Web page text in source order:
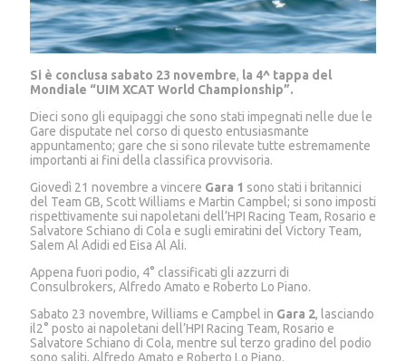
Si è conclusa sabato 23 novembre, la 4^ tappa del
Mondiale “UIM XCAT World Championship”.
Dieci sono gli equipaggi che sono stati impegnati nelle due le
Gare disputate nel corso di questo entusiasmante
appuntamento; gare che si sono rilevate tutte estremamente
importanti ai fini della classifica provvisoria.
Giovedì 21 novembre a vincere Gara 1 sono stati i britannici
del Team GB, Scott Williams e Martin Campbel; si sono imposti
rispettivamente sui napoletani dell’HPI Racing Team, Rosario e
Salvatore Schiano di Cola e sugli emiratini del Victory Team,
Salem Al Adidi ed Eisa Al Ali.
Appena fuori podio, 4° classificati gli azzurri di
Consulbrokers, Alfredo Amato e Roberto Lo Piano.
Sabato 23 novembre, Williams e Campbel in Gara 2, lasciando
il2° posto ai napoletani dell’HPI Racing Team, Rosario e
Salvatore Schiano di Cola, mentre sul terzo gradino del podio
sono saliti, Alfredo Amato e Roberto Lo Piano.